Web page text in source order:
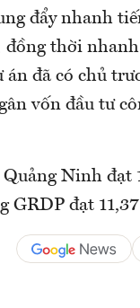
đẩy nhanh
đồng thời
đã có chủ
vốn đầu tư
Ninh đạt
GRDP đạt